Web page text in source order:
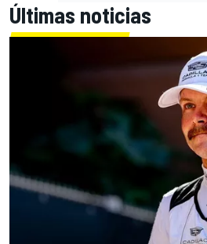
Últimas noticias